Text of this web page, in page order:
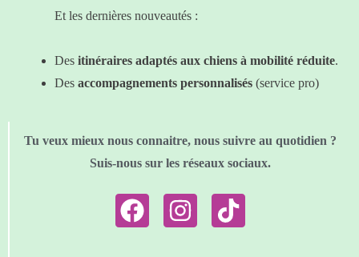
Et les dernières nouveautés :
Des itinéraires adaptés aux chiens à mobilité réduite.
Des accompagnements personnalisés (service pro)
Tu veux mieux nous connaitre, nous suivre au quotidien ?
Suis-nous sur les réseaux sociaux.